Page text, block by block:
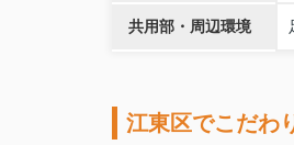
共用部・周辺環境
江東区でこだわ